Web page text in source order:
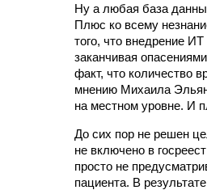
Ну а любая база
Плюс ко всему
того, что внедрение
заканчивая
факт, что количество
мнению Михаила
на местном уровне. И
До сих пор не решен
не включено в
просто не
пациента. В